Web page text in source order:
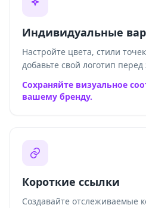
Индивидуальные
Настройте цвета, стили
добавьте свой логотип перед
Сохраняйте визуальное
вашему бренду.
Короткие ссылки
Создавайте отслеживаемые